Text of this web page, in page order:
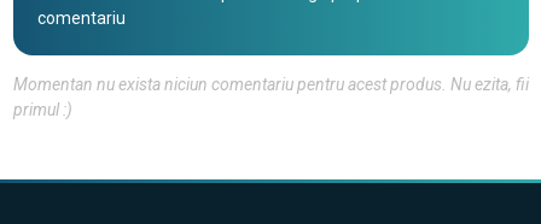
comentariu
Momentan nu exista niciun comentariu pentru acest produs. Nu ezita, fii
primul :)